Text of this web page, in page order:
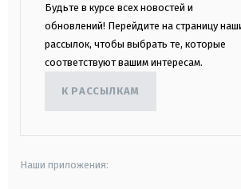
Будьте в курсе всех новостей и
обновлений! Перейдите на страницу
рассылок, чтобы выбрать те, которые
соответствуют вашим интересам.
К РАССЫЛКАМ
Наши приложения: